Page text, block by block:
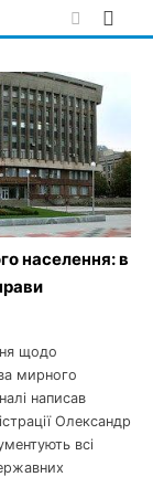
населення: в
щодо
мирного
написав
Олександр
всі